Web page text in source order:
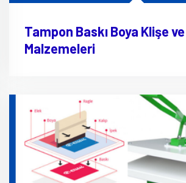
Tampon Baskı Boya Klişe ve
Malzemeleri